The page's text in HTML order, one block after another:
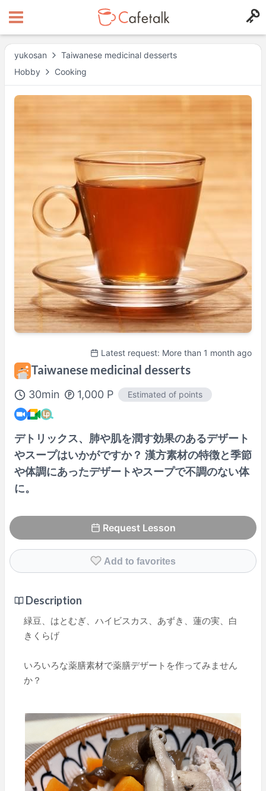
yukosan
Taiwanese medicinal desserts
Hobby
Cooking
Latest request: More than 1 month ago
Taiwanese medicinal desserts
30min 1,000 P Estimated of points
デトリックス、肺や肌を潤す効果のあるデザート
やスープはいかがですか？ 漢方素材の特徴と季節
や体調にあったデザートやスープで不調のない体
に。
Request Lesson
Add to favorites
Description
緑豆、はとむぎ、ハイビスカス、あずき、蓮の実、白
きくらげ
いろいろな薬膳素材で薬膳デザートを作ってみません
か？